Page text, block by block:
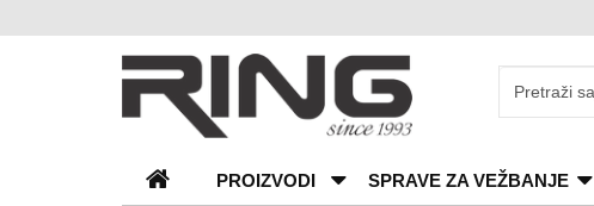
O
nama
Katalozi
KontaktPROIZVODI SPRAVE ZA VEŽBANJE